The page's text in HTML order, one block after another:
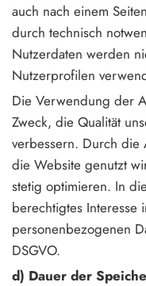
auch nach einem
durch technisch
Nutzerdaten werden
Nutzerprofilen
Die Verwendung der
Zweck, die Qualität
verbessern. Durch die
die Website genutzt
stetig optimieren. In
berechtigtes
personenbezogenen
DSGVO.
d) Dauer der